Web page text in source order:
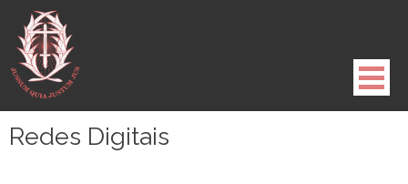
para
conteúdo
Redes Digitais